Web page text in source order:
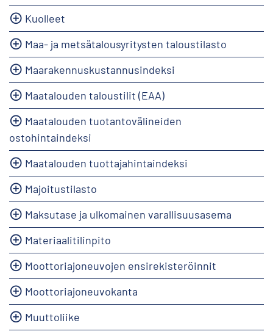
Kuolleet
Maa- ja metsätalousyritysten taloustilasto
Maarakennuskustannusindeksi
Maatalouden taloustilit (EAA)
Maatalouden tuotantovälineiden
ostohintaindeksi
Maatalouden tuottajahintaindeksi
Majoitustilasto
Maksutase ja ulkomainen varallisuusasema
Materiaalitilinpito
Moottoriajoneuvojen ensirekisteröinnit
Moottoriajoneuvokanta
Muuttoliike